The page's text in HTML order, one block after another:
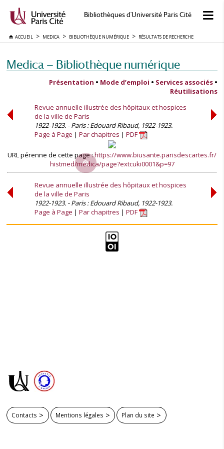
Bibliothèques d'Université Paris Cité
ACCUEIL MEDICA BIBLIOTHÈQUE NUMÉRIQUE RÉSULTATS DE RECHERCHE
Medica — Bibliothèque numérique
Présentation • Mode d’emploi • Services associés •
Réutilisations
Revue annuelle illustrée des hôpitaux et hospices
de la ville de Paris
1922-1923. - Paris : Edouard Ribaud, 1922-1923.
Page à Page
Par chapitres PDF
URL pérenne de cette page :https://www.biusante.parisdescartes.fr/
histmed/medica/page?extcuki0001&p=97
Revue annuelle illustrée des hôpitaux et hospices
de la ville de Paris
1922-1923. - Paris : Edouard Ribaud, 1922-1923.
Page à Page
Par chapitres PDF
Contacts Mentions légales Plan du site